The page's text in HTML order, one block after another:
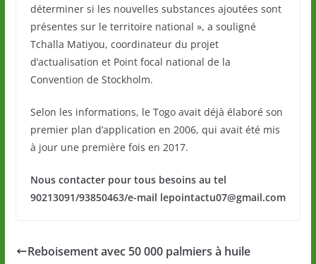
déterminer si les nouvelles substances ajoutées sont
présentes sur le territoire national », a souligné
Tchalla Matiyou, coordinateur du projet
d’actualisation et Point focal national de la
Convention de Stockholm.
Selon les informations, le Togo avait déjà élaboré son
premier plan d’application en 2006, qui avait été mis
à jour une première fois en 2017.
Nous contacter pour tous besoins au tel
90213091/93850463/e-mail lepointactu07@gmail.com
Reboisement avec 50 000 palmiers à huile